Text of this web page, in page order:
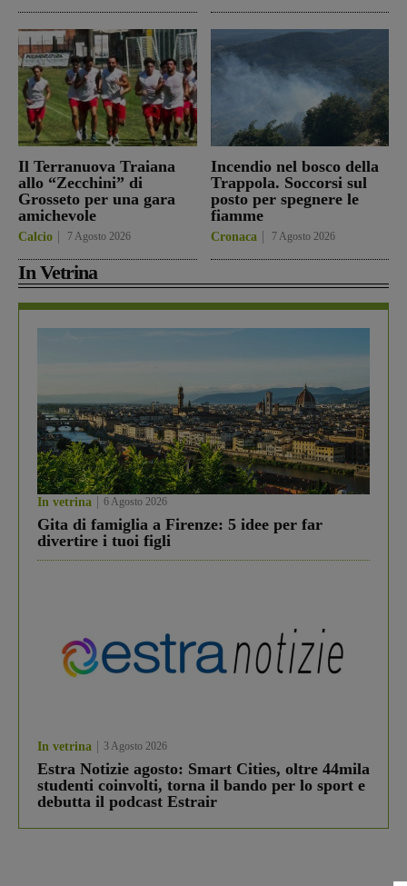
Il Terranuova Traiana
allo “Zecchini” di
Grosseto per una gara
amichevole
Calcio 7 Agosto 2026
Incendio nel bosco della
Trappola. Soccorsi sul
posto per spegnere le
fiamme
Cronaca 7 Agosto 2026
In Vetrina
In vetrina 6 Agosto 2026
Gita di famiglia a Firenze: 5 idee per far
divertire i tuoi figli
In vetrina 3 Agosto 2026
Estra Notizie agosto: Smart Cities, oltre 44mila
studenti coinvolti, torna il bando per lo sport e
debutta il podcast Estrair